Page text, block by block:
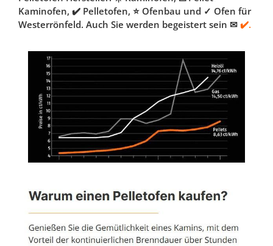
Kaminofen, ✔️ Pelletofen, ⭐ Ofenbau und ✓ Ofen für
Westerrönfeld. Auch Sie werden begeistert sein ✉ ✔️.